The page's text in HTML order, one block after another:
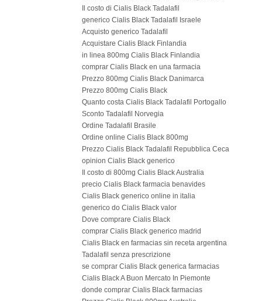
Il costo di Cialis Black Tadalafil
generico Cialis Black Tadalafil Israele
Acquisto generico Tadalafil
Acquistare Cialis Black Finlandia
in linea 800mg Cialis Black Finlandia
comprar Cialis Black en una farmacia
Prezzo 800mg Cialis Black Danimarca
Prezzo 800mg Cialis Black
Quanto costa Cialis Black Tadalafil Portogallo
Sconto Tadalafil Norvegia
Ordine Tadalafil Brasile
Ordine online Cialis Black 800mg
Prezzo Cialis Black Tadalafil Repubblica Ceca
opinion Cialis Black generico
Il costo di 800mg Cialis Black Australia
precio Cialis Black farmacia benavides
Cialis Black generico online in italia
generico do Cialis Black valor
Dove comprare Cialis Black
comprar Cialis Black generico madrid
Cialis Black en farmacias sin receta argentina
Tadalafil senza prescrizione
se comprar Cialis Black generica farmacias
Cialis Black A Buon Mercato In Piemonte
donde comprar Cialis Black farmacias